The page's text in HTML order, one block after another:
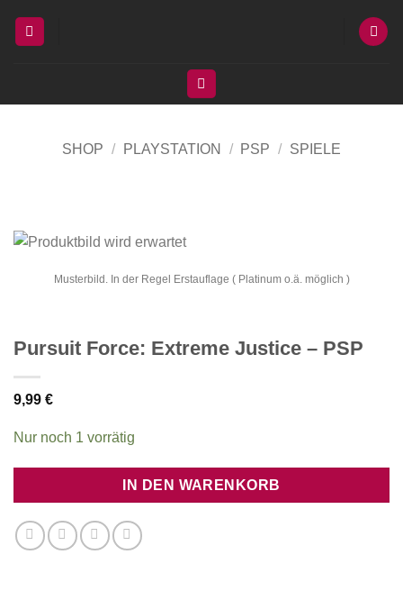
Inhalt
SHOP / PLAYSTATION / PSP / SPIELE
Musterbild. In der Regel Erstauflage ( Platinum o.ä. möglich )
Pursuit Force: Extreme Justice – PSP
9,99 €
Nur noch 1 vorrätig
IN DEN WARENKORB